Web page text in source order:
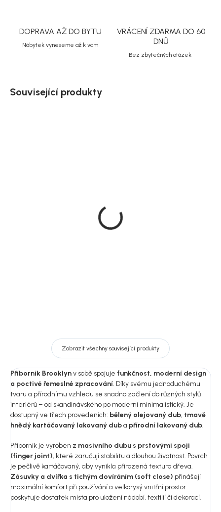
DOPRAVA AŽ DO BYTU
Nábytek vyneseme až k vám
VRÁCENÍ ZDARMA DO 60
DNŮ
Bez zbytečných otázek
Související produkty
stůl, rozkládací, 220x95
Zobrazit všechny související produkty
Příborník Brooklynv sobě spojuje funkčnost, moderní design
a poctivé řemeslné zpracování. Díky svému jednoduchému
tvaru a přírodnímu vzhledu se snadno začlení do různých stylů
interiérů – od skandinávského po moderní minimalistický. Je
dostupný ve třech provedeních: bělený olejovaný dub, tmavě
hnědý kartáčovaný lakovaný duba přírodní lakovaný dub.
Příborník je vyroben z masivního dubu s prstovými spoji
(finger joint), které zaručují stabilitu a dlouhou životnost. Povrch
je pečlivě kartáčovaný, aby vynikla přirozená textura dřeva.
Zásuvky a dvířka s tichým dovíráním (soft close) přinášejí
maximální komfort při používání a velkorysý vnitřní prostor
poskytuje dostatek místa pro uložení nádobí, textilií či dekorací.